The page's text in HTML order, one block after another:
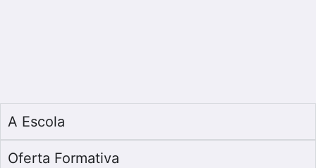
A Escola
Oferta Formativa